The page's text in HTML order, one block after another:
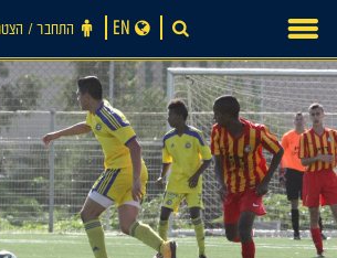
content
התחבר ‪/‬ הצטרף EN